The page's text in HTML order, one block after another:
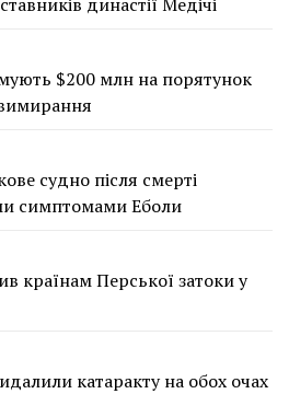
$200 млн на порятунок
судно після смерті
симптомами Еболи
країнам Перської затоки у
катаракту на обох очах